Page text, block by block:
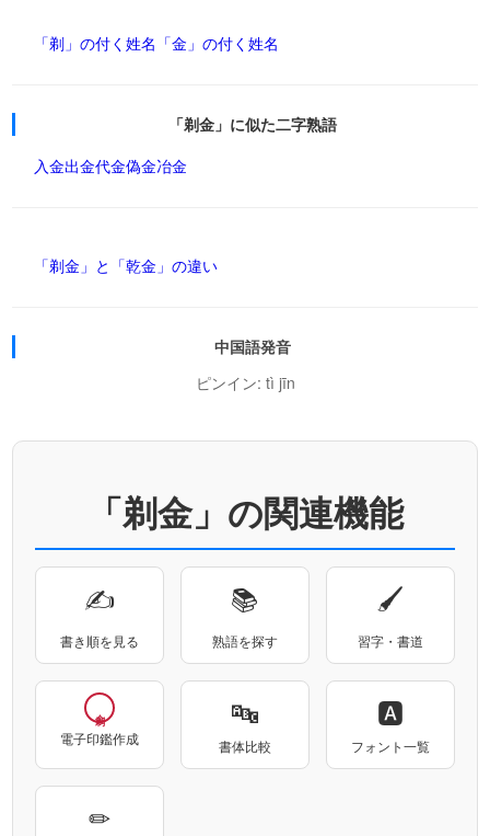
「剃」の付く姓名 「金」の付く姓名
「剃金」に似た二字熟語
入金出金代金偽金冶金
「剃金」と「乾金」の違い
中国語発音
ピンイン: tì jīn
「剃金」の関連機能
✍
書き順を見る
📚
熟語を探す
🖌
習字・書道
電子印鑑作成
🔤
書体比較
🅰
フォント一覧
✏